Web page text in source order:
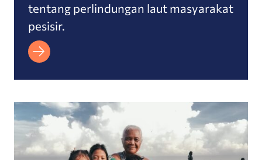
tentang perlindungan laut masyarakat
pesisir.
Donasi